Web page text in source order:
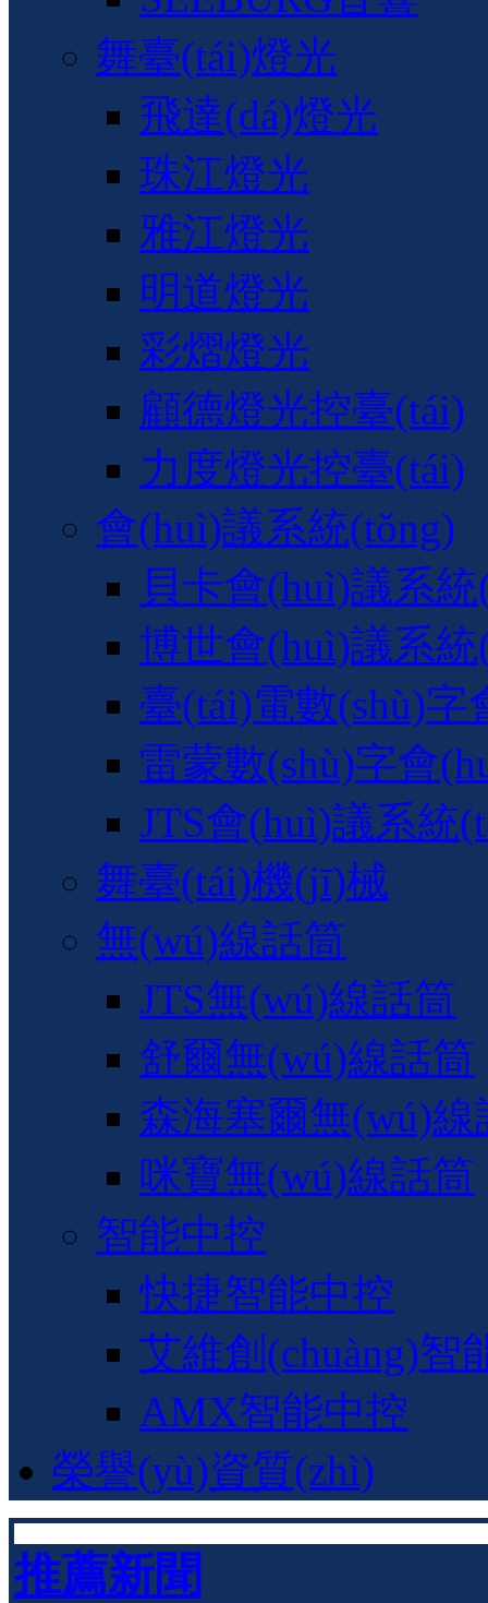
舞臺(tái)燈光
飛達(dá)燈光
珠江燈光
雅江燈光
明道燈光
彩熠燈光
顧德燈光控臺(tái)
力度燈光控臺(tái)
會(huì)議系統(tǒng)
貝卡會(huì)議系統
博世會(huì)議系統
臺(tái)電數(shù)
雷蒙數(shù)字會
JTS會(huì)議系統
舞臺(tái)機(jī)械
無(wú)線話筒
JTS無(wú)線話筒
舒爾無(wú)線話筒
森海塞爾無(wú)線
咪寶無(wú)線話筒
智能中控
快捷智能中控
艾維創(chuàng)智
AMX智能中控
榮譽(yù)資質(zhì)
推薦新聞